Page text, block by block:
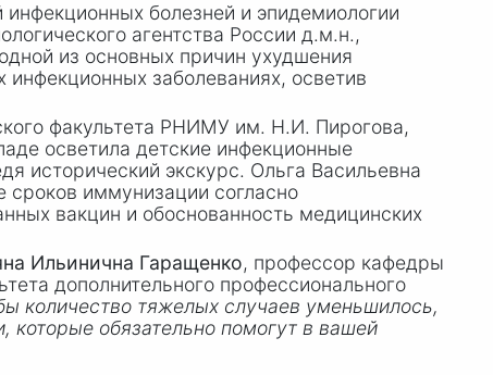
болезней и эпидемиологии
агентства России д.м.н.,
из основных причин ухудшения
заболеваниях, осветив
факультета РНИМУ им. Н.И. Пирогова,
осветила детские инфекционные
исторический экскурс. Ольга Васильевна
сроков иммунизации согласно
вакцин и обоснованность медицинских
Ильинична Гаращенко, профессор кафедры
дополнительного профессионального
количество тяжелых случаев уменьшилось,
обязательно помогут в вашей